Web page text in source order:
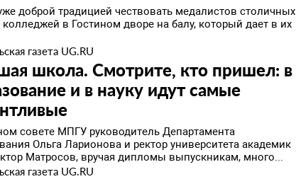
доброй традицией чествовать медалистов столичных
в Гостином дворе на балу, который дает в их
газета UG.RU
школа. Смотрите, кто пришел: в
и в науку идут самые
совете МПГУ руководитель Департамента
Ольга Ларионова и ректор университета академик
Матросов, вручая дипломы выпускникам, много...
газета UG.RU